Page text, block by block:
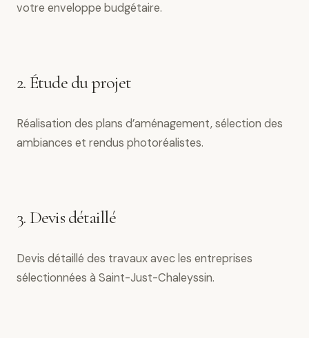
votre enveloppe budgétaire.
2. Étude du projet
Réalisation des plans d’aménagement, sélection des
ambiances et rendus photoréalistes.
3. Devis détaillé
Devis détaillé des travaux avec les entreprises
sélectionnées à Saint-Just-Chaleyssin.